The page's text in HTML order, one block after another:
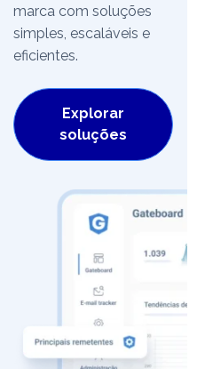
marca com soluções
simples, escaláveis e
eficientes.
Explorar
soluções